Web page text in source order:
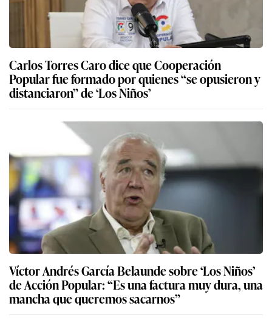
Carlos Torres Caro dice que Cooperación
Popular fue formado por quienes “se opusieron y
distanciaron” de ‘Los Niños’
Víctor Andrés García Belaunde sobre ‘Los Niños’
de Acción Popular: “Es una factura muy dura, una
mancha que queremos sacarnos”